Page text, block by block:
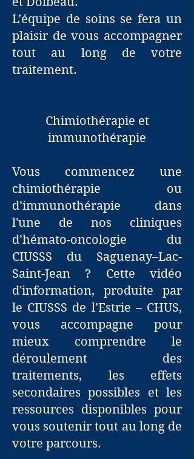
L’équipe de soins se fera un
plaisir de vous accompagner
tout au long de votre
traitement.
Chimiothérapie et
immunothérapie
Vous commencez une
chimiothérapie ou
d’immunothérapie dans
l'une de nos cliniques
d’hémato-oncologie du
CIUSSS du Saguenay–Lac-
Saint-Jean ? Cette vidéo
d'information, produite par
le CIUSSS de l’Estrie – CHUS,
vous accompagne pour
mieux comprendre le
déroulement des
traitements, les effets
secondaires possibles et les
ressources disponibles pour
vous soutenir tout au long de
votre parcours.